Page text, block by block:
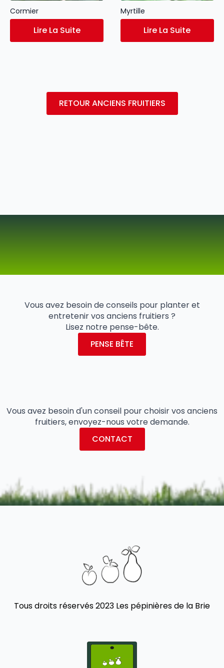
Cormier
Lire La Suite
Myrtille
Lire La Suite
RETOUR ANCIENS FRUITIERS
Vous avez besoin de conseils pour planter et
entretenir vos anciens fruitiers ?
Lisez notre pense-bête.
PENSE BÊTE
Vous avez besoin d'un conseil pour choisir vos anciens
fruitiers, envoyez-nous votre demande.
CONTACT
Tous droits réservés 2023 Les pépinières de la Brie